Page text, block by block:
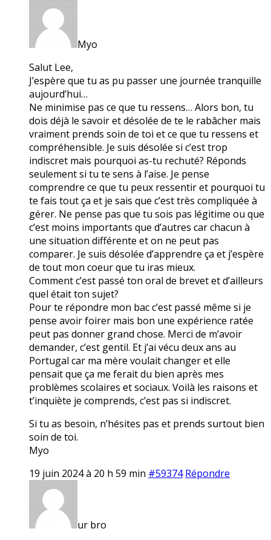
Myo
Salut Lee,
J’espère que tu as pu passer une journée tranquille
aujourd’hui…
Ne minimise pas ce que tu ressens… Alors bon, tu
dois déjà le savoir et désolée de te le rabâcher mais
vraiment prends soin de toi et ce que tu ressens et
compréhensible. Je suis désolée si c’est trop
indiscret mais pourquoi as-tu rechuté? Réponds
seulement si tu te sens à l’aise. Je pense
comprendre ce que tu peux ressentir et pourquoi tu
te fais tout ça et je sais que c’est très compliquée à
gérer. Ne pense pas que tu sois pas légitime ou que
c’est moins importants que d’autres car chacun à
une situation différente et on ne peut pas
comparer. Je suis désolée d’apprendre ça et j’espère
de tout mon coeur que tu iras mieux.
Comment c’est passé ton oral de brevet et d’ailleurs
quel était ton sujet?
Pour te répondre mon bac c’est passé même si je
pense avoir foirer mais bon une expérience ratée
peut pas donner grand chose. Merci de m’avoir
demander, c’est gentil. Et j’ai vécu deux ans au
Portugal car ma mère voulait changer et elle
pensait que ça me ferait du bien après mes
problèmes scolaires et sociaux. Voilà les raisons et
t’inquiète je comprends, c’est pas si indiscret.
Si tu as besoin, n’hésites pas et prends surtout bien
soin de toi.
Myo
19 juin 2024 à 20 h 59 min #59374 Répondre
ur bro